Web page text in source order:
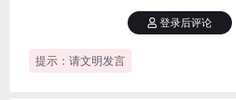
提示：请文明发言
登录后评论